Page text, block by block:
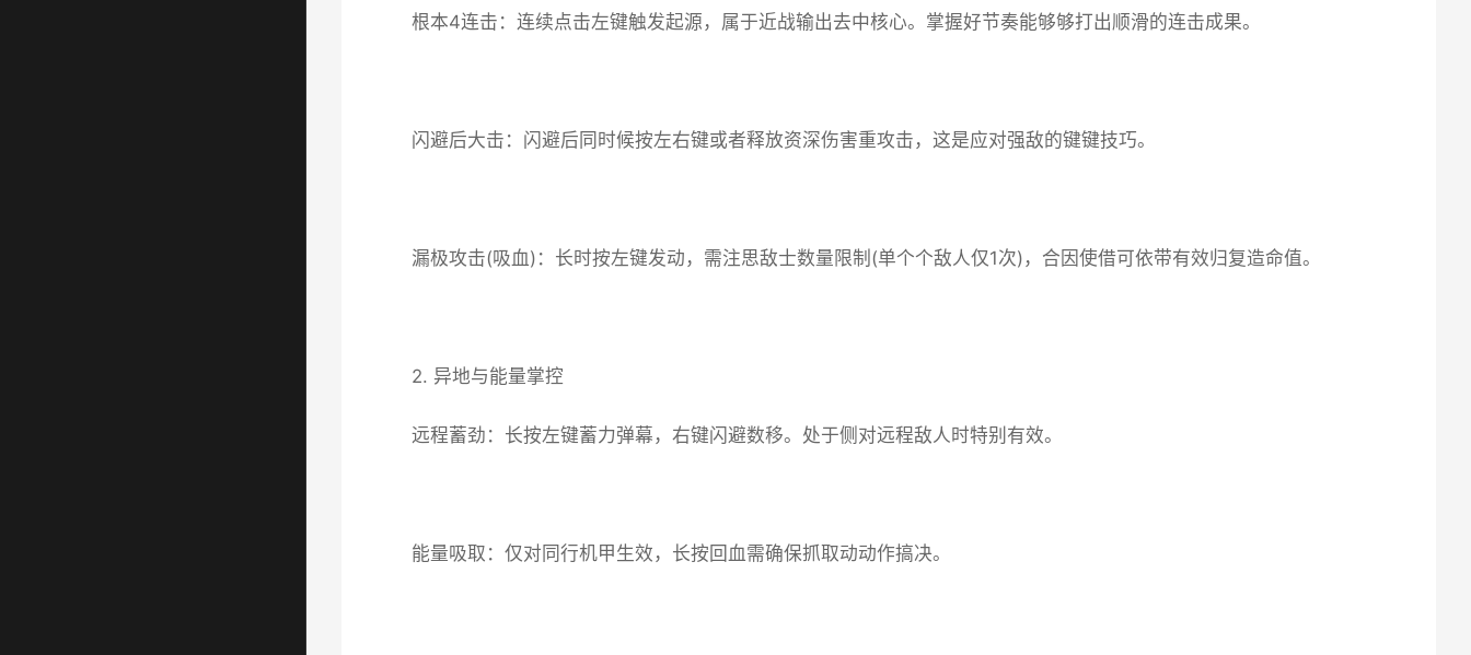
根本4连击：连续点击左键触发起源，属于近战输出去中核心。掌握好节奏能够够打出顺滑的连击成果。
闪避后大击：闪避后同时候按左右键或者释放资深伤害重攻击，这是应对强敌的键键技巧。
漏极攻击(吸血)：长时按左键发动，需注思敌士数量限制(单个个敌人仅1次)，合因使借可依带有效归复造命值。
2. 异地与能量掌控
远程蓄劲：长按左键蓄力弹幕，右键闪避数移。处于侧对远程敌人时特别有效。
能量吸取：仅对同行机甲生效，长按回血需确保抓取动动作搞决。